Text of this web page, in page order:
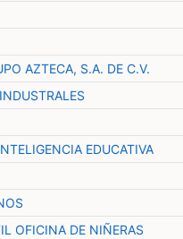
AZTECA, S.A. DE C.V.
EDUCATIVA
OFICINA DE NIÑERAS